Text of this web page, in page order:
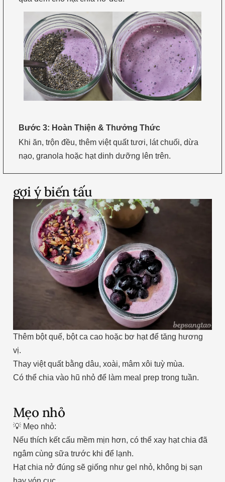
Bước 3: Hoàn Thiện & Thưởng Thức
Khi ăn, trộn đều, thêm việt quất tươi, lát chuối, dừa
nạo, granola hoặc hạt dinh dưỡng lên trên.
gợi ý biến tấu
Thêm bột quế, bột ca cao hoặc bơ hạt để tăng hương
vị.
Thay việt quất bằng dâu, xoài, mâm xôi tuỳ mùa.
Có thể chia vào hũ nhỏ để làm meal prep trong tuần.
Mẹo nhỏ
💡 Mẹo nhỏ:
Nếu thích kết cấu mềm mịn hơn, có thể xay hạt chia đã
ngâm cùng sữa trước khi để lạnh.
Hạt chia nở đúng sẽ giống như gel nhỏ, không bị sạn